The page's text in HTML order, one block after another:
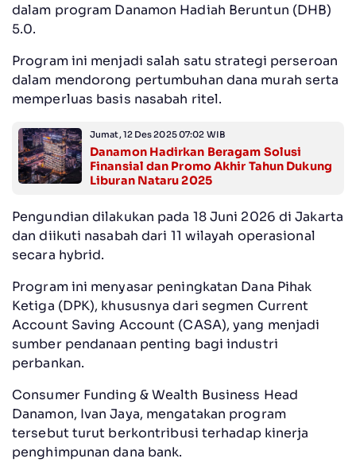
dalam program Danamon Hadiah Beruntun (DHB)
5.0.
Program ini menjadi salah satu strategi perseroan
dalam mendorong pertumbuhan dana murah serta
memperluas basis nasabah ritel.
Jumat, 12 Des 2025 07:02 WIB
Danamon Hadirkan Beragam Solusi
Finansial dan Promo Akhir Tahun Dukung
Liburan Nataru 2025
Pengundian dilakukan pada 18 Juni 2026 di Jakarta
dan diikuti nasabah dari 11 wilayah operasional
secara hybrid.
Program ini menyasar peningkatan Dana Pihak
Ketiga (DPK), khususnya dari segmen Current
Account Saving Account (CASA), yang menjadi
sumber pendanaan penting bagi industri
perbankan.
Consumer Funding & Wealth Business Head
Danamon, Ivan Jaya, mengatakan program
tersebut turut berkontribusi terhadap kinerja
penghimpunan dana bank.